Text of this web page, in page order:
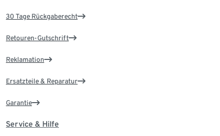
30 Tage Rückgaberecht
Retouren-Gutschrift
Reklamation
Ersatzteile & Reparatur
Garantie
Service & Hilfe